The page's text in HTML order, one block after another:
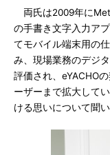
両氏は2009年に
の手書き文字入力ア
てモバイル端末用の
み、現場業務のデジ
評価され、eYACHO
ーザーまで拡大して
ける思いについて聞い